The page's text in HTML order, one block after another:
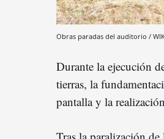
Obras paradas del auditorio /
Durante la ejecución
tierras, la
pantalla y la